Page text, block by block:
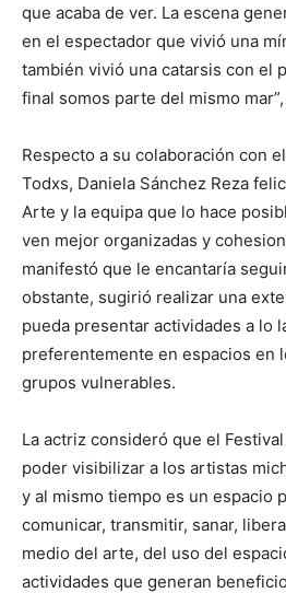
que acaba de ver. La escena
en el espectador que vivió una
también vivió una catarsis con el
final somos parte del mismo
Respecto a su colaboración con
Todxs, Daniela Sánchez Reza
Arte y la equipa que lo hace
ven mejor organizadas y
manifestó que le encantaría
obstante, sugirió realizar una
pueda presentar actividades a lo
preferentemente en espacios en
grupos vulnerables.
La actriz consideró que el
poder visibilizar a los artistas
y al mismo tiempo es un espacio
comunicar, transmitir, sanar,
medio del arte, del uso del
actividades que generan